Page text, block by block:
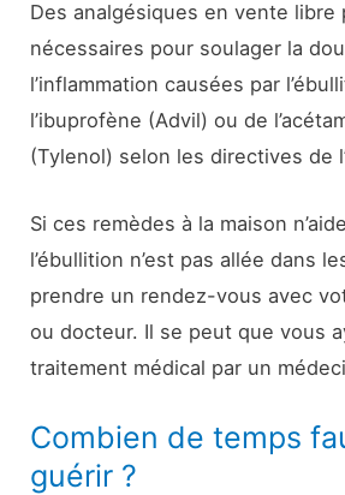
Des analgésiques en vente libre
nécessaires pour soulager la
l’inflammation causées par
l’ibuprofène (Advil) ou de
(Tylenol) selon les directives de
Si ces remèdes à la maison
l’ébullition n’est pas allée dans
prendre un rendez-vous avec
ou docteur. Il se peut que vous
traitement médical par un
Combien de temps
guérir ?